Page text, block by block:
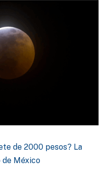
de 2000 pesos? La
de México